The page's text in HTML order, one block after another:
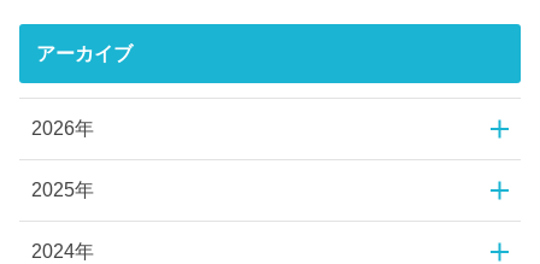
アーカイブ
2026年
2025年
2024年